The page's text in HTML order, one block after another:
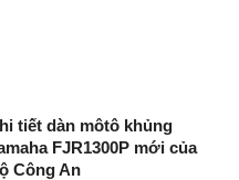
tiết dàn môtô khủng
FJR1300P mới của
Công An